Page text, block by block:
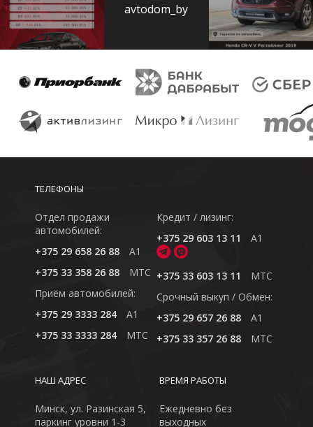
avtodom_by
ТЕЛЕФОНЫ
Отдел продажи
автомобилей:
+375 29 658 26 88
A1
+375 33 358 26 88
MTC
Приём автомобилей:
+375 29 3333 284
A1
+375 33 3333 284
MTC
Кредит / лизинг:
+375 29 603 13 11
A1
+375 33 603 13 11
MTC
Cрочный выкуп / Обмен:
+375 29 657 26 88
A1
+375 33 357 26 88
MTC
ВРЕМЯ РАБОТЫ
Ежедневно без
выходных
НАШ АДРЕС
Минск, ул. Разинская 5,
паркинг уровни 1-3